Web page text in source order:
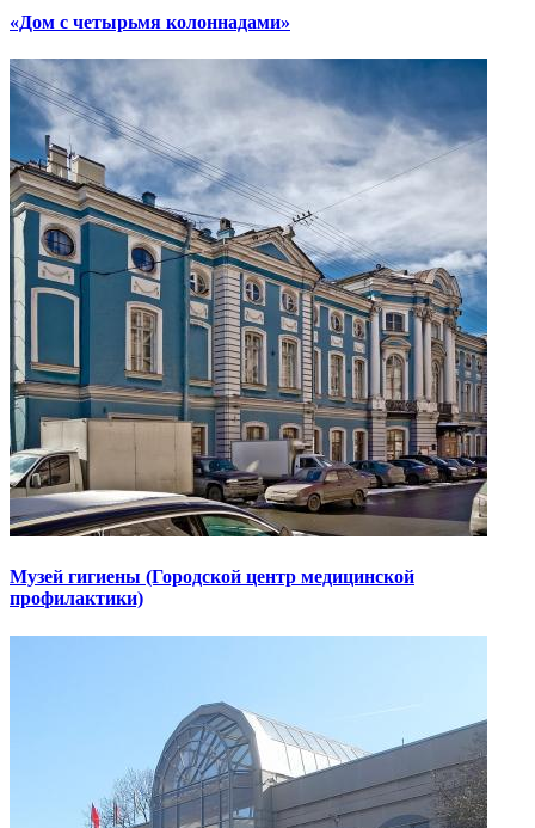
«Дом с четырьмя колоннадами»
Музей гигиены (Городской центр медицинской
профилактики)